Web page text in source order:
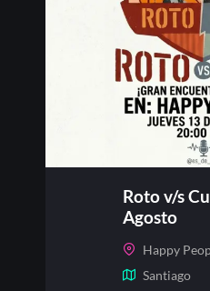
Roto v/s
Agosto
Happy
Santiago